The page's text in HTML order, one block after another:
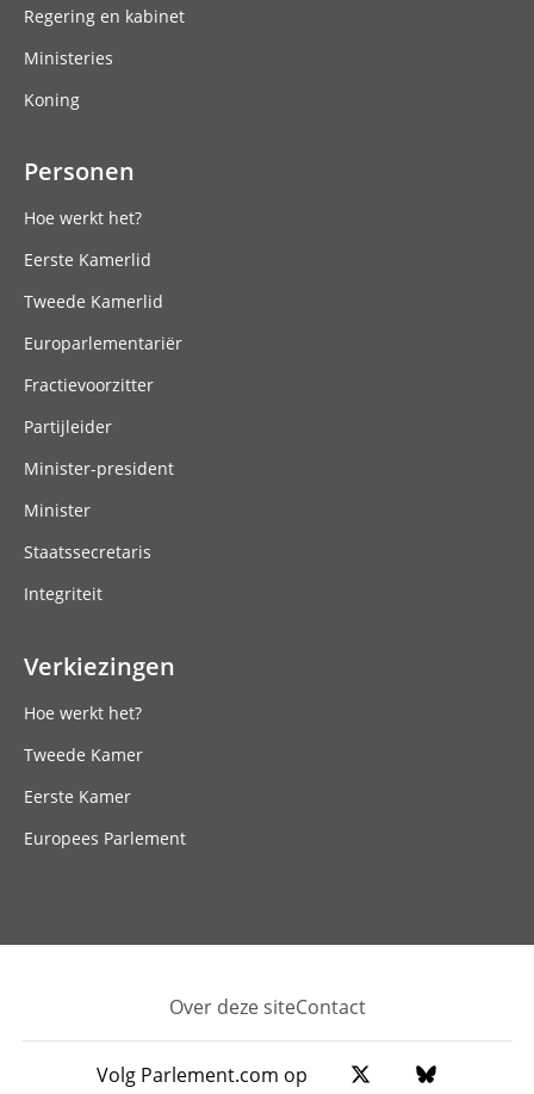
Regering en kabinet
Ministeries
Koning
Personen
Hoe werkt het?
Eerste Kamerlid
Tweede Kamerlid
Europarlementariër
Fractievoorzitter
Partijleider
Minister-president
Minister
Staatssecretaris
Integriteit
Verkiezingen
Hoe werkt het?
Tweede Kamer
Eerste Kamer
Europees Parlement
Footer
Over deze siteContact
Volg Parlement.com op